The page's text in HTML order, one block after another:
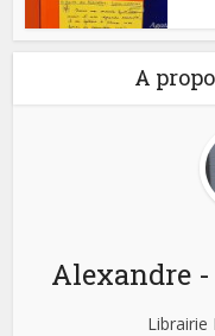
A
Alexandre
Librairie